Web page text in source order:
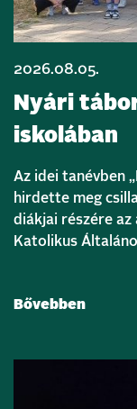
2026.08.05.
Nyári
iskolában
Az idei tanévben
hirdette meg
diákjai részére az
Katolikus
Bővebben